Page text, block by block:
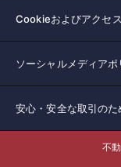
Cookieおよびアクセ
ソーシャルメディアポ
安心・安全な取引のた
不